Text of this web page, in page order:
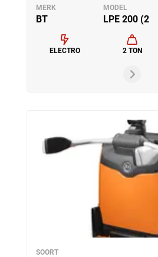
MERK
BT
MODEL
LPE 200 (2
ELECTRO 2 TON
SOORT